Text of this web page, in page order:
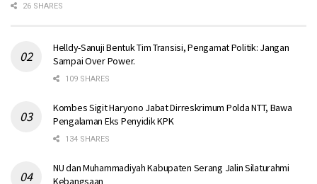
26 SHARES
Helldy-Sanuji Bentuk Tim Transisi, Pengamat Politik: Jangan
Sampai Over Power.
109 SHARES
Kombes Sigit Haryono Jabat Dirreskrimum Polda NTT, Bawa
Pengalaman Eks Penyidik KPK
134 SHARES
NU dan Muhammadiyah Kabupaten Serang Jalin Silaturahmi
Kebangsaan